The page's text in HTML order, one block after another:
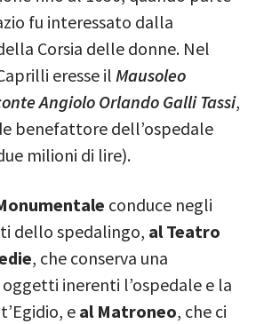
fu interessato dalla
Corsia delle donne. Nel
eresse il Mausoleo
Angiolo Orlando Galli Tassi,
benefattore dell’ospedale
milioni di lire).
conduce negli
dello spedalingo, al Teatro
, che conserva una
inerenti l’ospedale e la
e al Matroneo, che ci